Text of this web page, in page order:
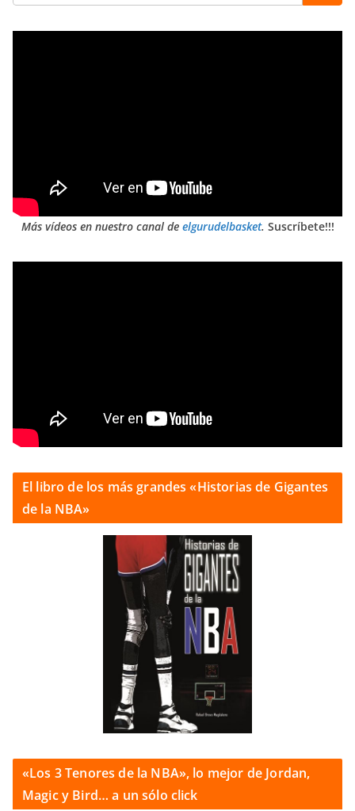
Más vídeos en nuestro canal de elgurudelbasket. Suscríbete!!!
El libro de los más grandes «Historias de Gigantes
de la NBA»
«Los 3 Tenores de la NBA», lo mejor de Jordan,
Magic y Bird… a un sólo click